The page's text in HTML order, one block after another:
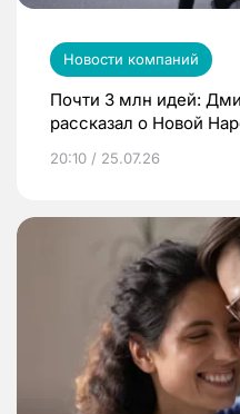
Новости компаний
Почти 3 млн идей:
рассказал о Новой
20:10 / 25.07.26